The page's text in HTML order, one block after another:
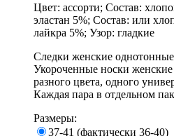
Цвет: ассорти; Состав:
эластан 5%; Состав: или
лайкра 5%; Узор: гладкие
Следки женские
Укороченные носки
разного цвета, одного
Каждая пара в отдельном
Размеры:
37-41 (фактически 36-40)